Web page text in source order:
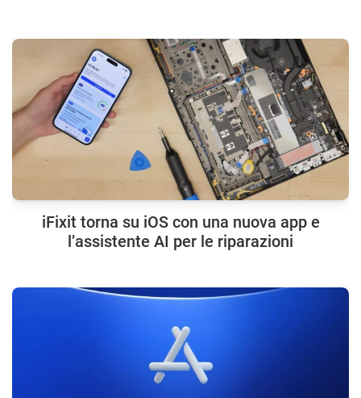
iFixit torna su iOS con una nuova app e
l’assistente AI per le riparazioni